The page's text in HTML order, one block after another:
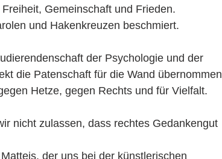
Gemeinschaft und Frieden.
und Hakenkreuzen beschmiert.
der Psychologie und der
die Patenschaft für die Wand übernommen
Hetze, gegen Rechts und für Vielfalt.
nicht zulassen, dass rechtes Gedankengut